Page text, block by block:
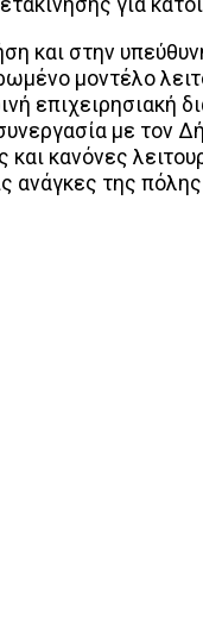
για
και στην
μοντέλο
επιχειρησιακή
με τον
κανόνες
ανάγκες της